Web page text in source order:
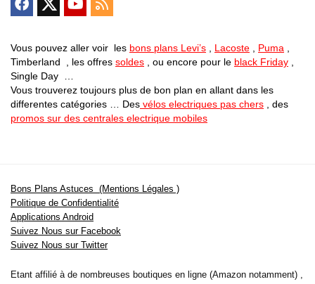
Vous pouvez aller voir les bons plans Levi’s Lacoste Puma
Timberland , les offres soldes , ou encore pour le black Friday
Single Day …
Vous trouverez toujours plus de bon plan en allant dans les
differentes catégories … Des vélos electriques pas chers , des
promos sur des centrales electrique mobiles
Bons Plans Astuces (Mentions Légales )
Politique de Confidentialité
Applications Android
Suivez Nous sur Facebook
Suivez Nous sur Twitter
Etant affilié à de nombreuses boutiques en ligne (Amazon notamment) ,